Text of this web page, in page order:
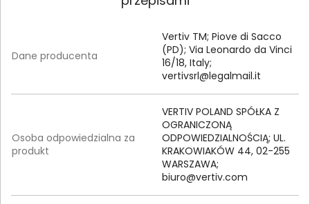
Dane producenta
Vertiv TM; Piove di Sacco
(PD); Via Leonardo da Vinci
16/18, Italy;
vertivsrl@legalmail.it
Osoba odpowiedzialna za
produkt
VERTIV POLAND SPÓŁKA Z
OGRANICZONĄ
ODPOWIEDZIALNOŚCIĄ; UL.
KRAKOWIAKÓW 44, 02-255
WARSZAWA;
biuro@vertiv.com